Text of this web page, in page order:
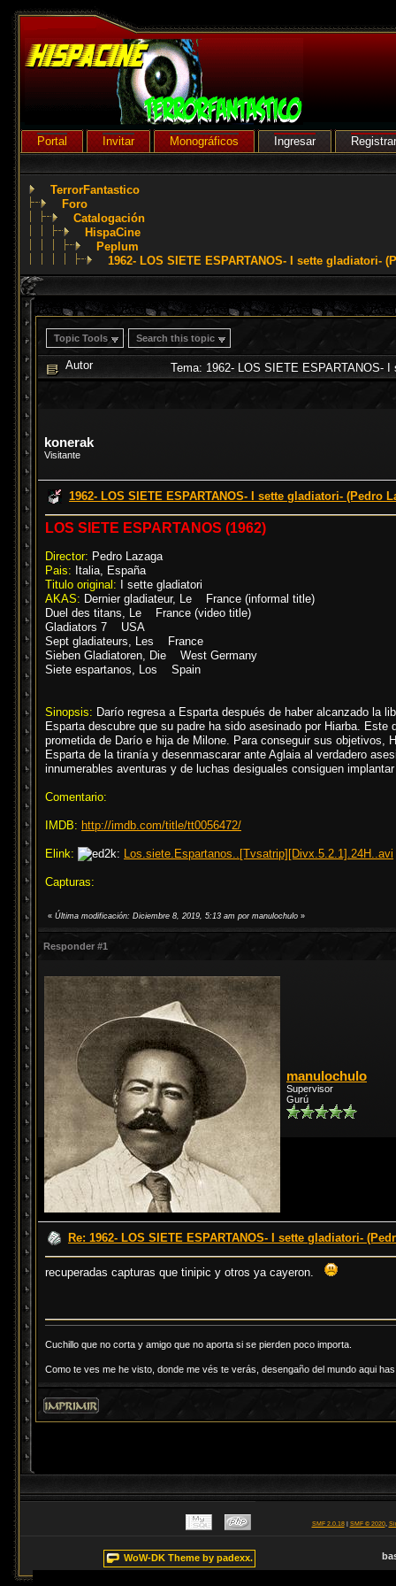
Portal Invitar Monográficos Ingresar
TerrorFantastico
Foro
Catalogación
HispaCine
Peplum
1962- LOS SIETE ESPARTANOS- I sette gladiatori-
Topic Tools Search this topic
Autor Tema: 1962- LOS SIETE ESPARTANOS-
konerak
Visitante
1962- LOS SIETE ESPARTANOS- I sette gladiatori- (Pedro
LOS SIETE ESPARTANOS (1962)
Director: Pedro Lazaga
Pais: Italia, España
Titulo original: I sette gladiatori
AKAS: Dernier gladiateur, Le France (informal title)
Duel des titans, Le France (video title)
Gladiators 7 USA
Sept gladiateurs, Les France
Sieben Gladiatoren, Die West Germany
Siete espartanos, Los Spain
Sinopsis: Darío regresa a Esparta después de haber alcanzado la
Esparta descubre que su padre ha sido asesinado por Hiarba.
prometida de Darío e hija de Milone. Para conseguir sus objetivos,
Esparta de la tiranía y desenmascarar ante Aglaia al verdadero
innumerables aventuras y de luchas desiguales consiguen
Comentario:
IMDB: http://imdb.com/title/tt0056472/
Elink: Los.siete.Espartanos..[Tvsatrip][Divx.5.2.1].24H..avi
Capturas:
« Última modificación: Diciembre 8, 2019, 5:13 am por manulochulo »
Responder #1
manulochulo
Supervisor
Gurú
Re: 1962- LOS SIETE ESPARTANOS- I sette gladiatori-
recuperadas capturas que tinipic y otros ya cayeron.
Cuchillo que no corta y amigo que no aporta si se pierden poco importa.
Como te ves me he visto, donde me vés te verás, desengaño del mundo aqui
SMF 2.0.18| SMF © 2020,
WoW-DK Theme by padexx.